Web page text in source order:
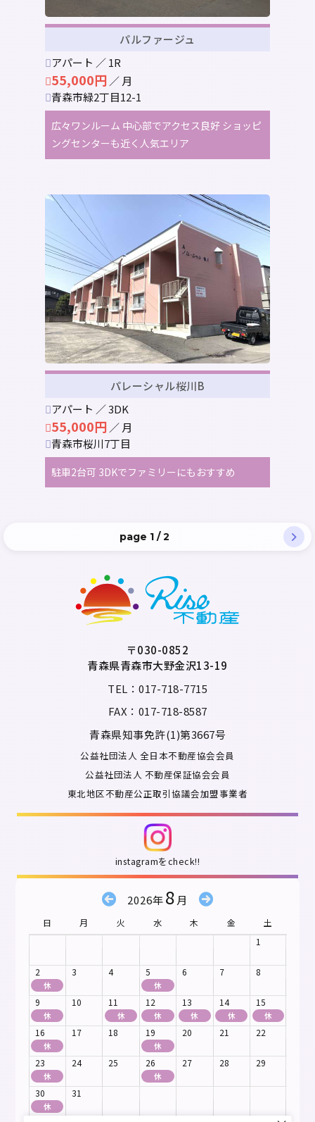
パルファージュ
アパート ／ 1R
55,000円 ／ 月
青森市緑2丁目12-1
広々ワンルーム 中心部でアクセス良好 ショッピ
ングセンターも近く人気エリア
パレーシャル桜川B
アパート ／ 3DK
55,000円 ／ 月
青森市桜川7丁目
駐車2台可 3DKでファミリーにもおすすめ
page 1 / 2
〒030-0852
青森県青森市大野金沢13-19
TEL：017-718-7715
FAX：017-718-8587
青森県知事免許(1)第3667号
公益社団法人 全日本不動産協会会員
公益社団法人 不動産保証協会会員
東北地区不動産公正取引協議会加盟事業者
instagramをcheck!!
2026年8 月
日 月 火 水 木 金
土
1
2
休
3 4 5
休
6 7 8
9
休
10 11
休
12
休
13
休
14
休
15
休
16
休
17 18 19
休
20 21 22
23
休
24 25 26
休
27 28 29
30
休
31